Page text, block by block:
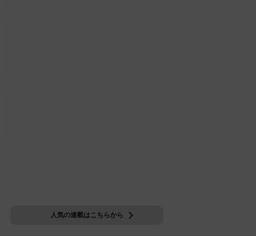
人気の連載はこちらから